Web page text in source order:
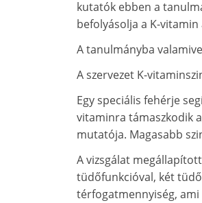
kutatók ebben a
befolyásolja a K-
A tanulmányba
A szervezet K-
Egy speciális fehérje
vitaminra támaszkodik
mutatója. Magasabb
A vizsgálat
tüdőfunkcióval, két
térfogatmennyiség, ami